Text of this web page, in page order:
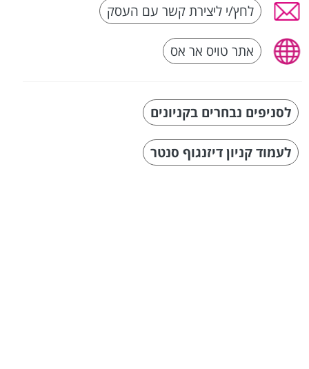
לחץ/י ליצירת קשר עם העסק
אתר טויס אר אס
לסניפים נבחרים בקניונים
לעמוד קניון דיזנגוף סנטר